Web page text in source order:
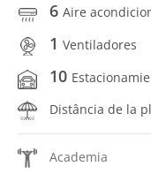
6 Aire
1 Ventiladores
10
Distância de la
Academia